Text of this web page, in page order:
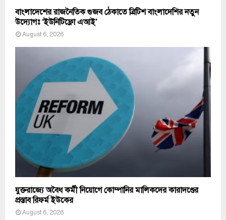
বাংলাদেশের রাজনৈতিক গুজব ঠেকাতে ব্রিটিশ বাংলাদেশির নতুন
উদ্যোগঃ ‘ইউনিটিফ্লো এআই’
August 6, 2026
যুক্তরাজ্যে অবৈধ কর্মী নিয়োগে কোম্পানির মালিকদের কারাদণ্ডের
প্রস্তাব রিফর্ম ইউকের
August 6, 2026